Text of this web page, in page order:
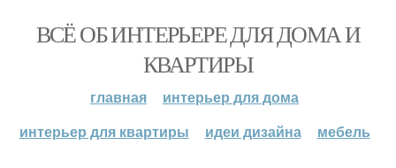
ВСЁ ОБ ИНТЕРЬЕРЕ ДЛЯ ДОМА И
КВАРТИРЫ
главная
интерьер для дома
интерьер для квартиры
идеи дизайна мебель